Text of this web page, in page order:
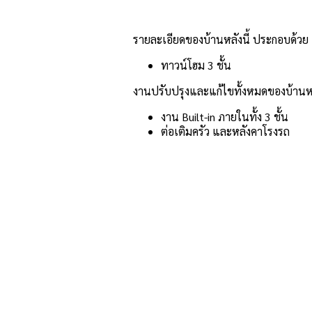
รายละเอียดของบ้านหลังนี้ ประกอบด้วย
ทาวน์โฮม 3 ชั้น
งานปรับปรุงและแก้ไขทั้งหมดของบ้าน
งาน Built-in ภายในทั้ง 3 ชั้น
ต่อเติมครัว และหลังคาโรงรถ